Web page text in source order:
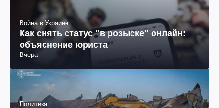
Война в Украине
Как снять статус "в розыске" онлайн:
объяснение юриста
Вчера
Политика